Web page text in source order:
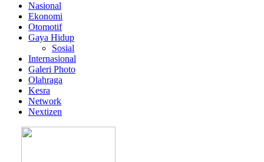
Nasional
Ekonomi
Otomotif
Gaya Hidup
Sosial
Internasional
Galeri Photo
Olahraga
Kesra
Network
Nextizen